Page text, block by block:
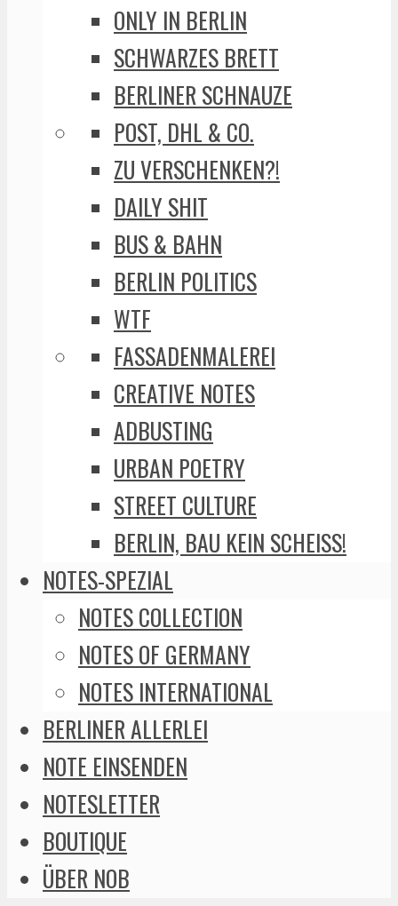
ONLY IN BERLIN
SCHWARZES BRETT
BERLINER SCHNAUZE
POST, DHL & CO.
ZU VERSCHENKEN?!
DAILY SHIT
BUS & BAHN
BERLIN POLITICS
WTF
FASSADENMALEREI
CREATIVE NOTES
ADBUSTING
URBAN POETRY
STREET CULTURE
BERLIN, BAU KEIN SCHEISS!
NOTES-SPEZIAL
NOTES COLLECTION
NOTES OF GERMANY
NOTES INTERNATIONAL
BERLINER ALLERLEI
NOTE EINSENDEN
NOTESLETTER
BOUTIQUE
ÜBER NOB